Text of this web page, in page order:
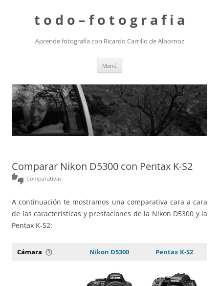
t o d o – f o t o g r a f i a
Aprende fotografía con Ricardo Carrillo de Albornoz
Menú
Comparar Nikon D5300 con Pentax K-S2
thumbs_up_down Comparativas
A continuación te mostramos una comparativa cara a cara
de las características y prestaciones de la Nikon D5300 y la
Pentax K-S2:
Cámara help_outline Nikon D5300 Pentax K-S2